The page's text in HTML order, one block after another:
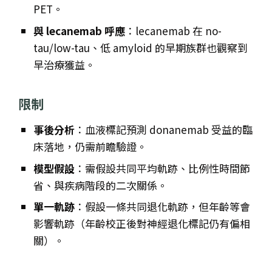
PET。
與 lecanemab 呼應 ：lecanemab 在 no-
tau/low-tau、低 amyloid 的早期族群也觀察到
早治療獲益。
限制
事後分析 ：血液標記預測 donanemab 受益的臨
床落地，仍需前瞻驗證。
模型假設 ：需假設共同平均軌跡、比例性時間節
省、與疾病階段的二次關係。
單一軌跡 ：假設一條共同退化軌跡，但年齡等會
影響軌跡（年齡校正後對神經退化標記仍有偏相
關）。